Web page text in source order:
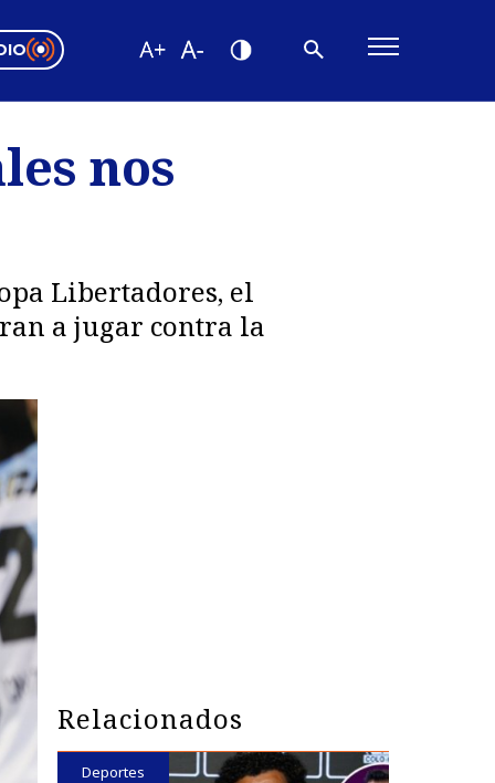
nos
Libertadores, el
a jugar contra la
Relacionados
Deportes